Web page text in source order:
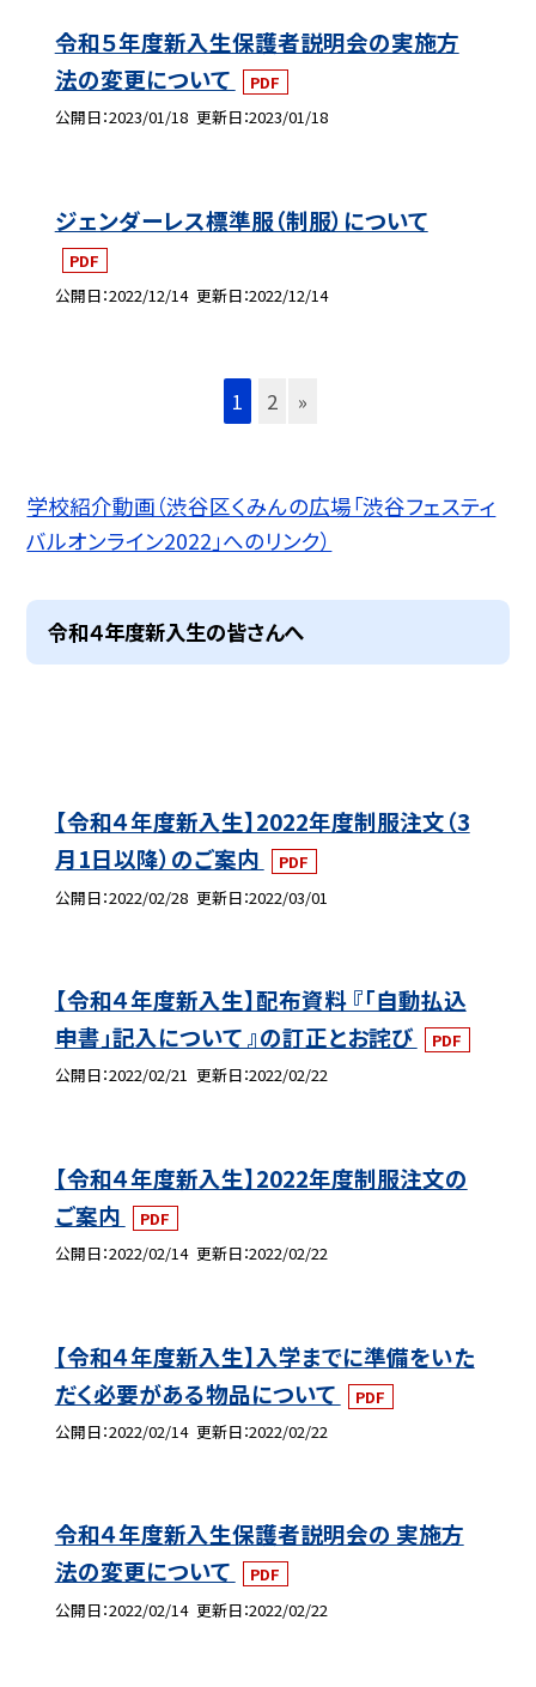
令和５年度新入生保護者説明会の実施方
法の変更について
PDF
公開日 2023/01/18 更新日 2023/01/18
ジェンダーレス標準服（制服）について
PDF
公開日 2022/12/14 更新日 2022/12/14
1 2 »
学校紹介動画（渋谷区くみんの広場「渋谷フェスティ
バルオンライン2022」へのリンク）
令和４年度新入生の皆さんへ
【令和４年度新入生】2022年度制服注文（3
月1日以降）のご案内
PDF
公開日 2022/02/28 更新日 2022/03/01
【令和４年度新入生】配布資料 『「自動払込
申書」記入について 』の訂正とお詫び
PDF
公開日 2022/02/21 更新日 2022/02/22
【令和４年度新入生】2022年度制服注文の
ご案内
PDF
公開日 2022/02/14 更新日 2022/02/22
【令和４年度新入生】入学までに準備をいた
だく必要がある物品について
PDF
公開日 2022/02/14 更新日 2022/02/22
令和４年度新入生保護者説明会の 実施方
法の変更について
PDF
公開日 2022/02/14 更新日 2022/02/22